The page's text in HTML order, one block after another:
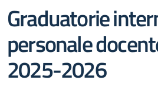
Graduatorie
personale
2025-2026